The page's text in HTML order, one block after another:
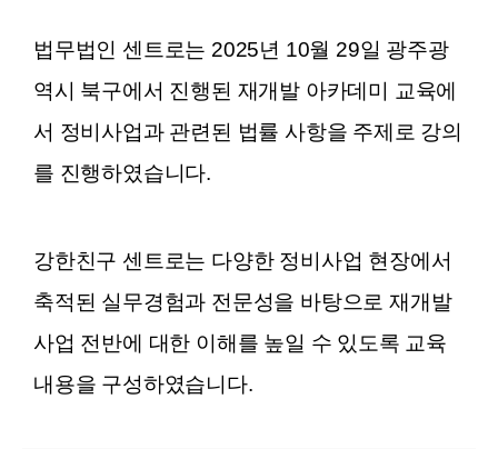
법무법인 센트로는 2025년 10월 29일 광주광
역시 북구에서 진행된 재개발 아카데미 교육에
서 정비사업과 관련된 법률 사항을 주제로 강의
를 진행하였습니다.
강한친구 센트로는 다양한 정비사업 현장에서
축적된 실무경험과 전문성을 바탕으로 재개발
사업 전반에 대한 이해를 높일 수 있도록 교육
내용을 구성하였습니다.